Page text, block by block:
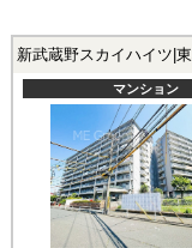
新武蔵野スカイハイツ|
マンション